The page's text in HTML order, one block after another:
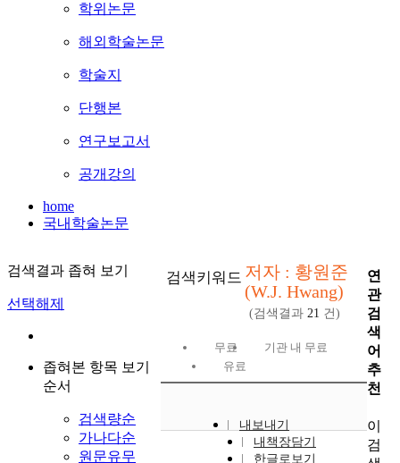
학위논문
해외학술논문
학술지
단행본
연구보고서
공개강의
home
국내학술논문
검색결과 좁혀 보기
선택해제
좁혀본 항목 보기
순서
검색량순
가나다순
원문유무
검색키워드 저자 : 황원준
(W.J. Hwang)
(검색결과 21 건)
무료
기관 내 무료
유료
내보내기
내책장담기
한글로보기
연
관
검
색
어
추
천
이
검